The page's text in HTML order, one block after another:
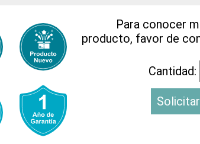
Para conocer
producto, favor de
Cantidad: